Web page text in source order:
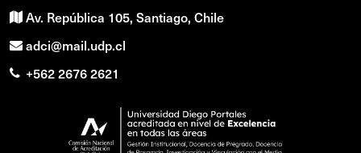
Av. República 105, Santiago, Chile
adci@mail.udp.cl
+562 2676 2621